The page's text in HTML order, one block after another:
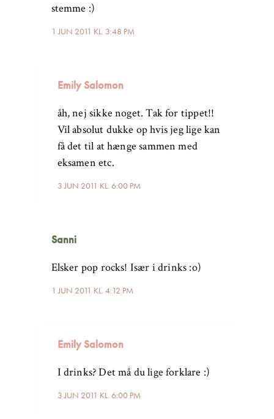
1 JUN 2011 KL. 3:48 PM
stemme :)
Emily Salomon
3 JUN 2011 KL. 6:00 PM
åh, nej sikke noget. Tak for tippet!!
Vil absolut dukke op hvis jeg lige kan
få det til at hænge sammen med
eksamen etc.
Sanni
1 JUN 2011 KL. 4:12 PM
Elsker pop rocks! Især i drinks :o)
Emily Salomon
3 JUN 2011 KL. 6:00 PM
I drinks? Det må du lige forklare :)